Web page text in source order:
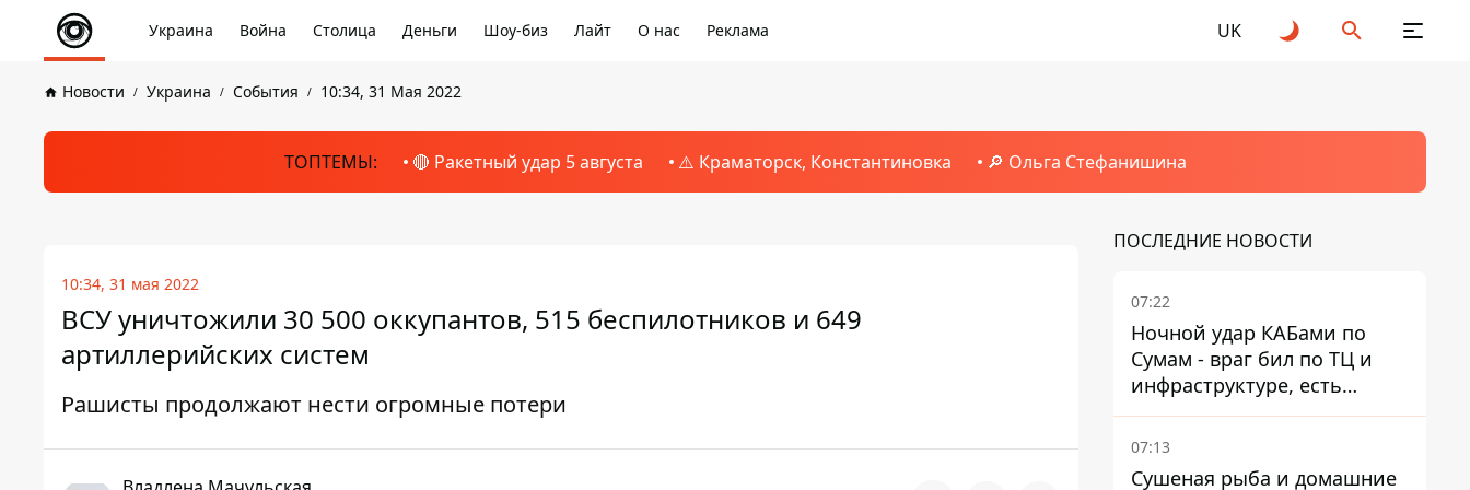
Украина Война Столица Деньги Шоу-биз Лайт О нас Реклама UK
Новости Украина События 10:34, 31 Мая 2022
ТОПТЕМЫ: 🔴 Ракетный удар 5 августа ⚠️ Краматорск, Константиновка 🔎 Ольга Стефанишина
10:34, 31 мая 2022
ВСУ уничтожили 30 500 оккупантов, 515 беспилотников и 649
артиллерийских систем
Рашисты продолжают нести огромные потери
ПОСЛЕДНИЕ НОВОСТИ
07:22
Ночной удар КАБами по
Сумам - враг бил по ТЦ и
инфраструктуре, есть
ранены
07:13
Сушеная рыба и домашние